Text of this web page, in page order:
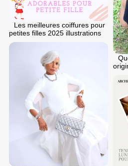
Les meilleures coiffures pour
petites filles 2025 illustrations